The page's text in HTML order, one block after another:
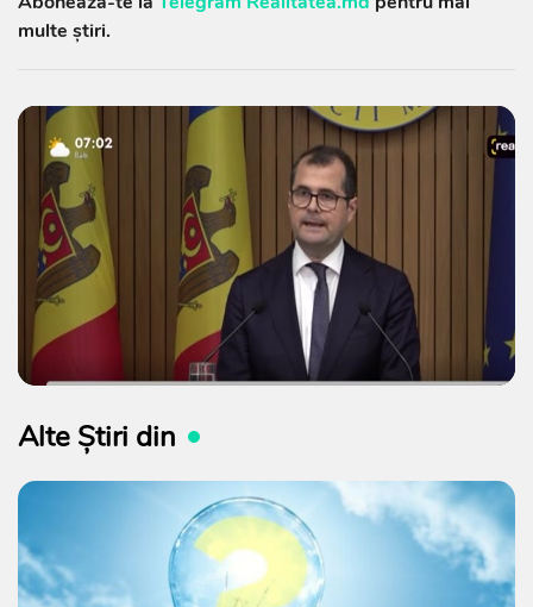
multe știri.
Alte Știri din